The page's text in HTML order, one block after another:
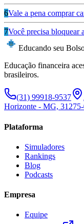
6Vale a pena comprar
7Você precisa bloquear
Educando seu
Educação financeira
brasileiros.
(31) 99918-9537
Horizonte - MG,
Plataforma
Simuladores
Rankings
Blog
Podcasts
Empresa
Equipe